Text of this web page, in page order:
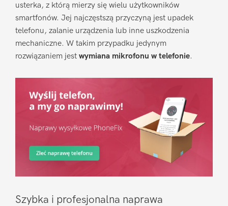
usterka, z którą mierzy się wielu użytkowników
smartfonów. Jej najczęstszą przyczyną jest upadek
telefonu, zalanie urządzenia lub inne uszkodzenia
mechaniczne. W takim przypadku jedynym
rozwiązaniem jest wymiana mikrofonu w telefonie.
Szybka i profesjonalna naprawa